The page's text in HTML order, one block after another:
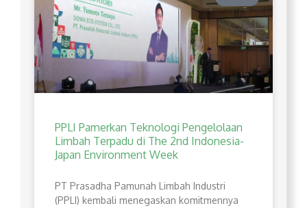
PPLI Pamerkan Teknologi Pengelolaan
Limbah Terpadu di The 2nd Indonesia-
Japan Environment Week
PT Prasadha Pamunah Limbah Industri
(PPLI) kembali menegaskan komitmennya